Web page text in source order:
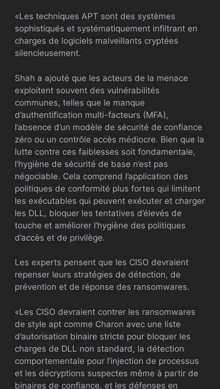
«Les techniques APT sont des systèmes
sophistiqués et systématiquement infiltrant en
charges de logiciels malveillants cryptées
silencieusement.
Shah a ajouté que les acteurs de la menace
exploitent souvent des vulnérabilités
communes, telles que le manque
d’authentification multi-facteurs (MFA),
l’absence d’un modèle de sécurité de confiance
zéro ou un contrôle accès médiocre. Bien que la
lutte contre ces faiblesses soit fondamentale,
l’hygiène de sécurité de base n’est pas
négociable. Cela comprend l’application des
politiques de conformité plus fortes qui limitent
les exécutables qui peuvent exécuter et charger
les DLL, bloquer les tentatives d’élevés de
touche et améliorer l’hygiène des politiques
d’accès et de privilège.
Les experts pensent que les CISO devraient
repenser leurs stratégies de détection, de
prévention et de réponse des ransomwares.
«Les CISO devraient contrer les ransomwares
de style apt comme Charon avec une liste
d’autorisation binaire stricte pour bloquer les
charges de DLL non standard, la détection
comportementale pour l’injection de processus
et les décryptions suspectes même à partir de
binaires de confiance, et les défenses en